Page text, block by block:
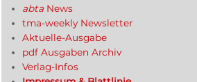
abta News
tma-weekly Newsletter
Aktuelle-Ausgabe
pdf Ausgaben Archiv
Verlag-Infos